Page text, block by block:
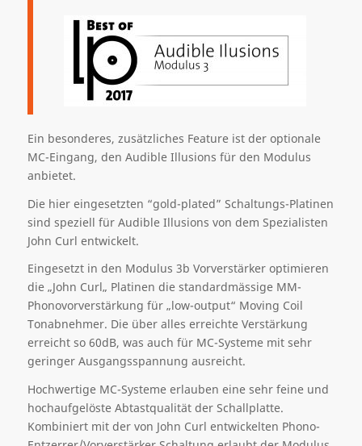
Ein besonderes, zusätzliches Feature ist der optionale
MC-Eingang, den Audible Illusions für den Modulus
anbietet.
Die hier eingesetzten “gold-plated” Schaltungs-Platinen
sind speziell für Audible Illusions von dem Spezialisten
John Curl entwickelt.
Eingesetzt in den Modulus 3b Vorverstärker optimieren
die „John Curl„ Platinen die standardmässige MM-
Phonovorverstärkung für „low-output“ Moving Coil
Tonabnehmer. Die über alles erreichte Verstärkung
erreicht so 60dB, was auch für MC-Systeme mit sehr
geringer Ausgangsspannung ausreicht.
Hochwertige MC-Systeme erlauben eine sehr feine und
hochaufgelöste Abtastqualität der Schallplatte.
Kombiniert mit der von John Curl entwickelten Phono-